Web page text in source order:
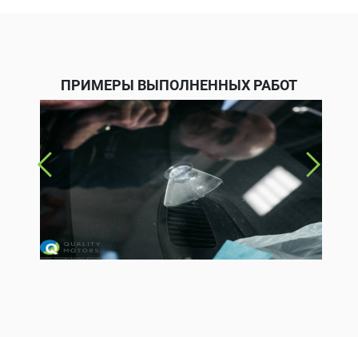
ПРИМЕРЫ ВЫПОЛНЕННЫХ РАБОТ